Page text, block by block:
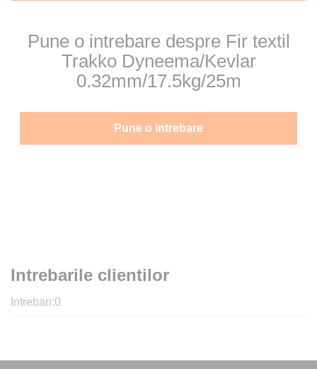
Intrebarile clientilor
Intrebari:0
Pune o intrebare despre Fir textil
Trakko Dyneema/Kevlar
0.32mm/17.5kg/25m
Pune o intrebare